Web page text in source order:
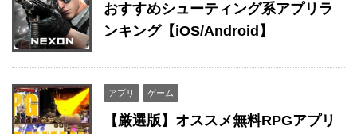
おすすめシューティング系アプリラ
ンキング【iOS/Android】
アプリ ゲーム
【厳選版】オススメ無料RPGアプリ